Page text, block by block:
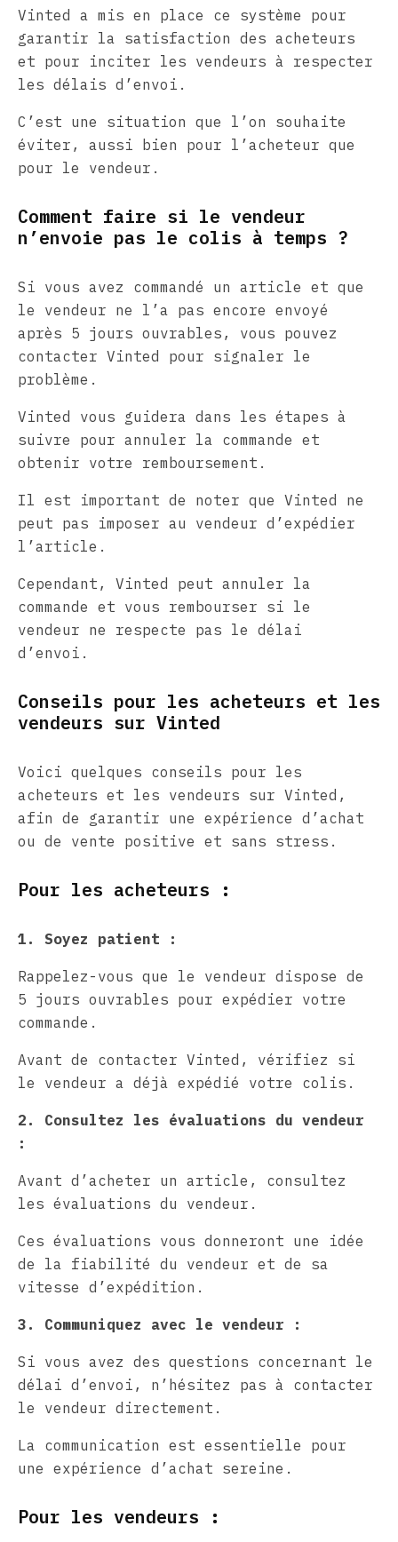
Vinted a mis en place ce système pour
garantir la satisfaction des acheteurs
et pour inciter les vendeurs à respecter
les délais d’envoi.
C’est une situation que l’on souhaite
éviter, aussi bien pour l’acheteur que
pour le vendeur.
Comment faire si le vendeur
n’envoie pas le colis à temps ?
Si vous avez commandé un article et que
le vendeur ne l’a pas encore envoyé
après 5 jours ouvrables, vous pouvez
contacter Vinted pour signaler le
problème.
Vinted vous guidera dans les étapes à
suivre pour annuler la commande et
obtenir votre remboursement.
Il est important de noter que Vinted ne
peut pas imposer au vendeur d’expédier
l’article.
Cependant, Vinted peut annuler la
commande et vous rembourser si le
vendeur ne respecte pas le délai
d’envoi.
Conseils pour les acheteurs et les
vendeurs sur Vinted
Voici quelques conseils pour les
acheteurs et les vendeurs sur Vinted,
afin de garantir une expérience d’achat
ou de vente positive et sans stress.
Pour les acheteurs :
1. Soyez patient :
Rappelez-vous que le vendeur dispose de
5 jours ouvrables pour expédier votre
commande.
Avant de contacter Vinted, vérifiez si
le vendeur a déjà expédié votre colis.
2. Consultez les évaluations du vendeur
:
Avant d’acheter un article, consultez
les évaluations du vendeur.
Ces évaluations vous donneront une idée
de la fiabilité du vendeur et de sa
vitesse d’expédition.
3. Communiquez avec le vendeur :
Si vous avez des questions concernant le
délai d’envoi, n’hésitez pas à contacter
le vendeur directement.
La communication est essentielle pour
une expérience d’achat sereine.
Pour les vendeurs :